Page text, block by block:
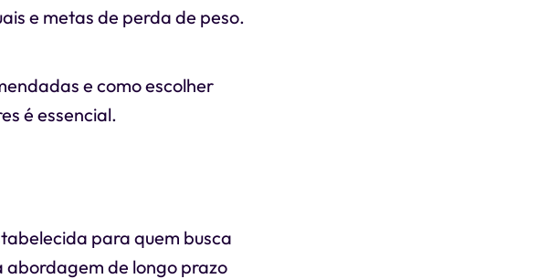
e metas de perda de peso.
e como escolher
é essencial.
para quem busca
abordagem de longo prazo